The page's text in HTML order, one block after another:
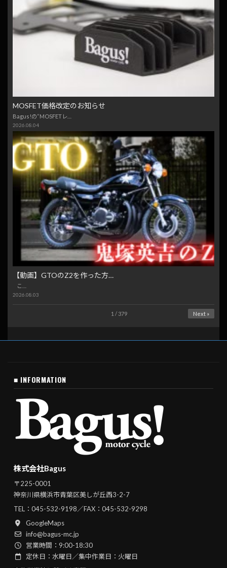
MOSFET価格改定のお知らせ
Bagus!の“MOSFETレ…
2026.08.04
【動画】GTOのZ2を作った方…
こ…
2026.08.03
1 / 379 Next »
■ INFORMATION
株式会社Bagus
〒225-0001
神奈川県横浜市青葉区美しが丘西3-2-7
TEL： 045-532-9198／FAX：045-532-9298
GoogleMaps
info@bagus-mc.jp
営業時間：9:00-18:30
定休日：水曜日／集中作業日：火曜日